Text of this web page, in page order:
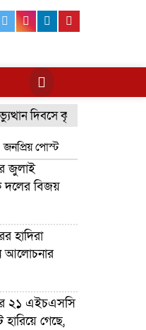
YoutubeTwitterInstagram
Linkedin
দিবসে কৃষক দলের বিজয়
জনপ্রিয় পোস্ট
জুলাই
দলের বিজয়
হাদিরা
আলোচনার
২১ এইচএসসি
গেছে,